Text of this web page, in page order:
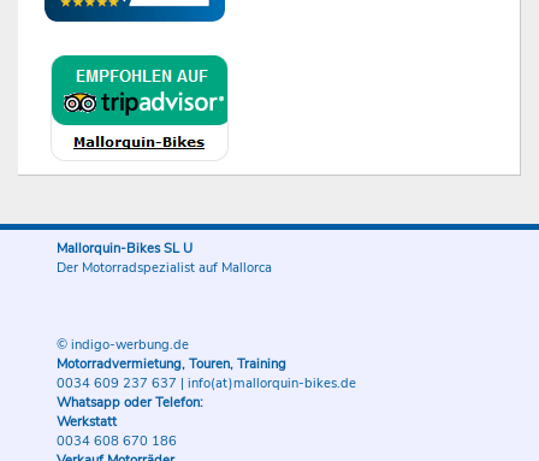
Mallorquin-Bikes SL U
Der Motorradspezialist auf Mallorca
© indigo-werbung.de
Motorradvermietung, Touren, Training
0034 609 237 637 | info(at)mallorquin-bikes.de
Whatsapp oder Telefon:
Werkstatt
0034 608 670 186